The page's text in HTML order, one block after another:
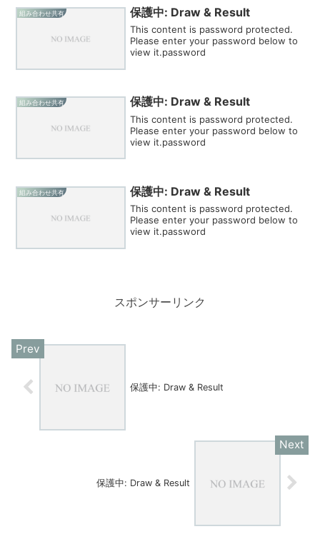
組み合わせ共有 保護中: Draw & Result
This content is password protected.
Please enter your password below to
view it.password
組み合わせ共有 保護中: Draw & Result
This content is password protected.
Please enter your password below to
view it.password
組み合わせ共有 保護中: Draw & Result
This content is password protected.
Please enter your password below to
view it.password
スポンサーリンク
保護中: Draw & Result
保護中: Draw & Result